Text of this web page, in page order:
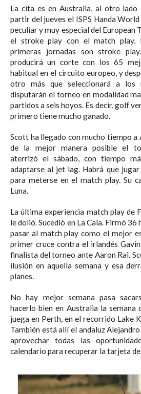
La cita es en Australia, al otro lado
partir del jueves el ISPS Handa
peculiar y muy especial del European
el stroke play con el match play.
primeras jornadas son stroke
producirá un corte con los 65
habitual en el circuito europeo, y
otro más que seleccionará a los
disputarán el torneo en modalidad
partidos a seis hoyos. Es decir, golf
primero tiene mucho ganado.
Scott ha llegado con mucho tiempo
de la mejor manera posible el
aterrizó el sábado, con tiempo
adaptarse al jet lag. Habrá que
para meterse en el match play. Su
Luna.
La última experiencia match play de
le dolió. Sucedió en La Cala. Firmó 36
pasar al match play como el mejor
primer cruce contra el irlandés
finalista del torneo ante Aaron Rai.
ilusión en aquella semana y esa
planes.
No hay mejor semana pasa
hacerlo bien en Australia la semana
juega en Perth, en el recorrido Lake
También está allí el andaluz
aprovechar todas las
calendario para recuperar la tarjeta